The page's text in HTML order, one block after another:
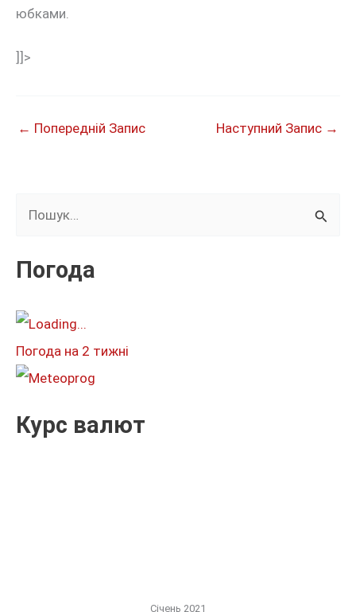
юбками.
]]>
← Попередній Запис Наступний Запис →
к
т
:
Погода
Погода на 2 тижні
Курс валют
Січень 2021